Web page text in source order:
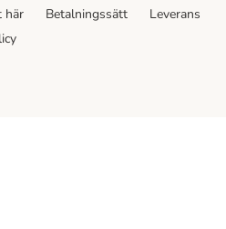
här Betalningssätt
Leverans